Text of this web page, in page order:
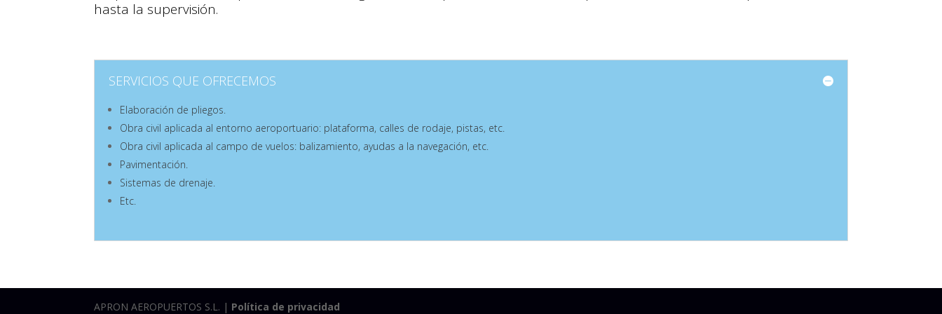
hasta la supervisión.
SERVICIOS QUE OFRECEMOS
Elaboración de pliegos.
Obra civil aplicada al entorno aeroportuario: plataforma, calles de rodaje, pistas, etc.
Obra civil aplicada al campo de vuelos: balizamiento, ayudas a la navegación, etc.
Pavimentación.
Sistemas de drenaje.
Etc.
APRON AEROPUERTOS S.L. | Política de privacidad